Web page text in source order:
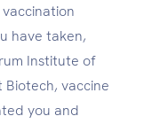
have taken,
Institute of
Biotech, vaccine
you and